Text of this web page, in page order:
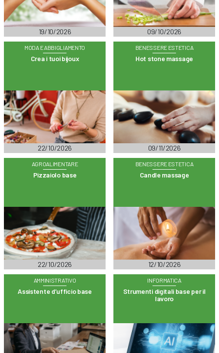
19/10/2026 09/10/2026
MODA E ABBIGLIAMENTO
Crea i tuoi bijoux
22/10/2026
BENESSERE ESTETICA
Hot stone massage
09/11/2026
AGROALIMENTARE
Pizzaiolo base
22/10/2026
BENESSERE ESTETICA
Candle massage
12/10/2026
AMMINISTRATIVO
Assistente d’ufficio base
INFORMATICA
Strumenti digitali base per il
lavoro